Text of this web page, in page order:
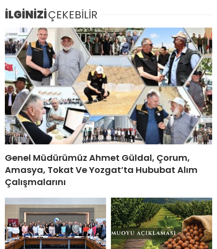
İLGİNİZİÇEKEBİLİR
Genel Müdürümüz Ahmet Güldal, Çorum,
Amasya, Tokat Ve Yozgat’ta Hububat Alım
Çalışmalarını